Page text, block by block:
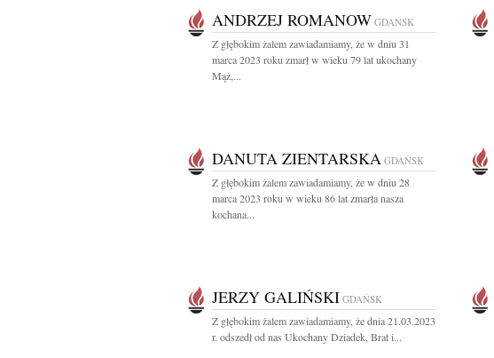
ANDRZEJ ROMANOW GDAŃSK
Z głębokim żalem zawiadamiamy, że w dniu 31
marca 2023 roku zmarł w wieku 79 lat ukochany
Mąż,...
DANUTA ZIENTARSKA GDAŃSK
Z głębokim żalem zawiadamiamy, że w dniu 28
marca 2023 roku w wieku 86 lat zmarła nasza
kochana...
JERZY GALIŃSKI GDAŃSK
Z głębokim żalem zawiadamiamy, że dnia 21.03.2023
r. odszedł od nas Ukochany Dziadek, Brat i...